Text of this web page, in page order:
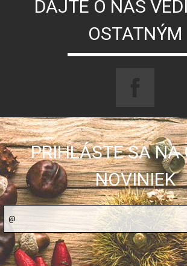
DAJTE O NÁS
OSTATNÝM
PRIHLÁSTE SA NA
NOVINIEK